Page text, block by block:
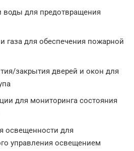
воды для предотвращения
газа для обеспечения пожарной
закрытия дверей и окон для
для мониторинга состояния
освещенности для
управления освещением